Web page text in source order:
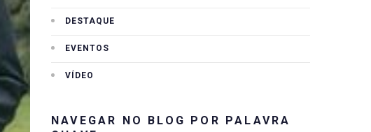
DESTAQUE
EVENTOS
VÍDEO
NAVEGAR NO BLOG POR PALAVRA